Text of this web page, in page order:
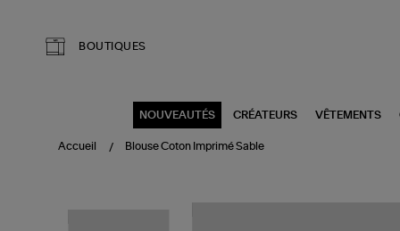
BOUTIQUES
NOUVEAUTÉS CRÉATEURS VÊTEMENTS
Accueil Blouse Coton Imprimé Sable